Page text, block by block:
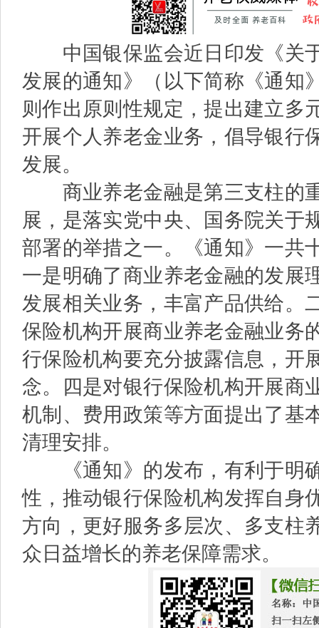
中国银保监会近日印发《关
发展的通知》（以下简称《通知
则作出原则性规定，提出建立多
开展个人养老金业务，倡导银行
发展。
商业养老金融是第三支柱的
展，是落实党中央、国务院关于
部署的举措之一。《通知》一共
一是明确了商业养老金融的发展
发展相关业务，丰富产品供给。
保险机构开展商业养老金融业务
行保险机构要充分披露信息，开
念。四是对银行保险机构开展商
机制、费用政策等方面提出了基
清理安排。
《通知》的发布，有利于明
性，推动银行保险机构发挥自身
方向，更好服务多层次、多支柱
众日益增长的养老保障需求。